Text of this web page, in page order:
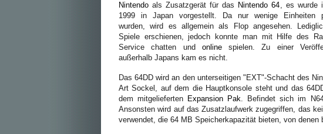
Nintendo als Zusatzgerät für das Nintendo 64, es wurde
1999 in Japan vorgestellt. Da nur wenige Einheiten
wurden, wird es allgemein als Flop angesehen.
Spiele erschienen, jedoch konnte man mit Hilfe des
Service chatten und onlinespielen. Zu einer
außerhalb Japans kam es nicht.
Das 64DD wird an den unterseitigen "EXT"-Schacht des
Art Sockel, auf dem die Hauptkonsole steht und das
dem mitgelieferten Expansion Pak . Befindet sich im
Ansonsten wird auf das Zusatzlaufwerk zugegriffen, das
verwendet, die 64 MB Speicherkapazität bieten, von denen